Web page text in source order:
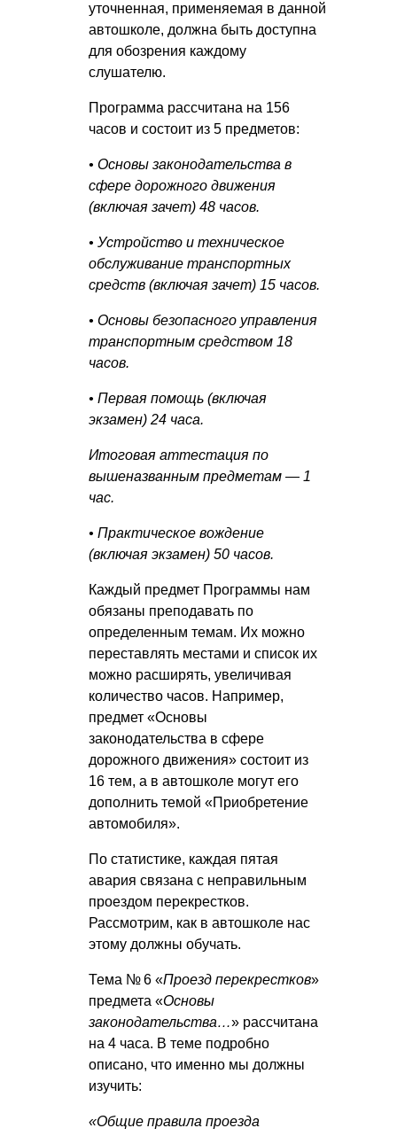
уточненная, применяемая в данной
автошколе, должна быть доступна
для обозрения каждому
слушателю.
Программа рассчитана на 156
часов и состоит из 5 предметов:
• Основы законодательства в
сфере дорожного движения
(включая зачет) 48 часов.
• Устройство и техническое
обслуживание транспортных
средств (включая зачет) 15 часов.
• Основы безопасного управления
транспортным средством 18
часов.
• Первая помощь (включая
экзамен) 24 часа.
Итоговая аттестация по
вышеназванным предметам — 1
час.
• Практическое вождение
(включая экзамен) 50 часов.
Каждый предмет Программы нам
обязаны преподавать по
определенным темам. Их можно
переставлять местами и список их
можно расширять, увеличивая
количество часов. Например,
предмет «Основы
законодательства в сфере
дорожного движения» состоит из
16 тем, а в автошколе могут его
дополнить темой «Приобретение
автомобиля».
По статистике, каждая пятая
авария связана с неправильным
проездом перекрестков.
Рассмотрим, как в автошколе нас
этому должны обучать.
Тема № 6 «Проезд перекрестков»
предмета «Основы
законодательства…» рассчитана
на 4 часа. В теме подробно
описано, что именно мы должны
изучить:
«Общие правила проезда